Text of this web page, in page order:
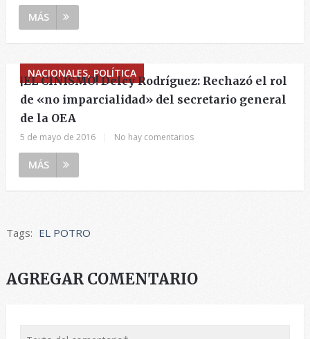
MÁS
NACIONALES, POLÍTICA
¡EL CINISMO! Delcy Rodríguez: Rechazó el rol
de «no imparcialidad» del secretario general
de la OEA
5 de mayo de 2016 No hay comentarios
MÁS
Tags: EL POTRO
AGREGAR COMENTARIO